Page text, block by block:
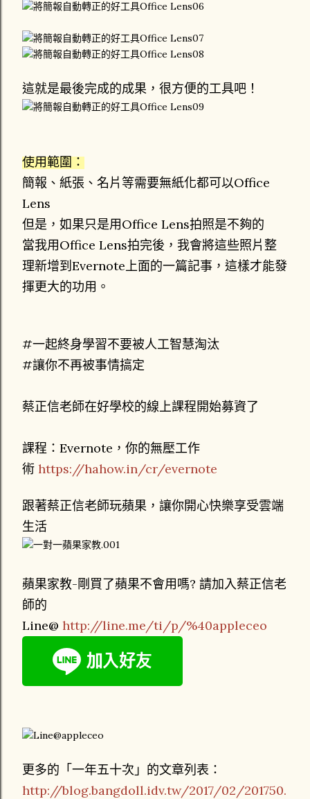
這就是最後完成的成果，很方便的工具吧！
使用範圍：
簡報、紙張、名片等需要無紙化都可以Office
Lens
但是，如果只是用Office Lens拍照是不夠的
當我用Office Lens拍完後，我會將這些照片整
理新增到Evernote上面的一篇記事， 這樣才能發
揮更大的功用。
#一起終身學習不要被人工智慧淘汰
#讓你不再被事情搞定
蔡正信老師在好學校的線上課程開始募資了
課程：Evernote，你的無壓工作
術 https://hahow.in/cr/evernote
跟著蔡正信老師玩蘋果，讓你開心快樂享受雲端
生活
蘋果家教-剛買了蘋果不會用嗎? 請加入蔡正信老
師的
Line@ http://line.me/ti/p/%40appleceo
更多的「一年五十次」的文章列表：
http://blog.bangdoll.idv.tw/2017/02/201750.